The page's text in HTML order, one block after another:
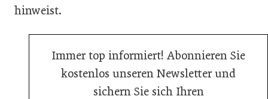
hinweist.
Immer top informiert! Abonnieren Sie
kostenlos unseren Newsletter und
sichern Sie sich Ihren